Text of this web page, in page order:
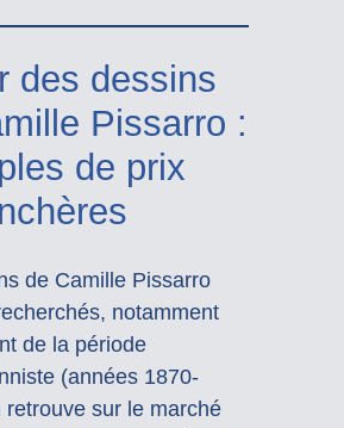
des dessins
Pissarro :
de prix
de Camille Pissarro
notamment
de la période
(années 1870-
retrouve sur le marché